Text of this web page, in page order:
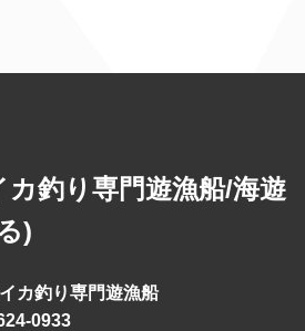
カ釣り専門遊漁船/海遊
)
カ釣り専門遊漁船
0933